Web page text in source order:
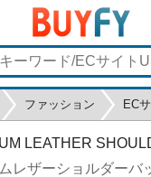
ファッション EC
LEATHER
レザーショルダーバ